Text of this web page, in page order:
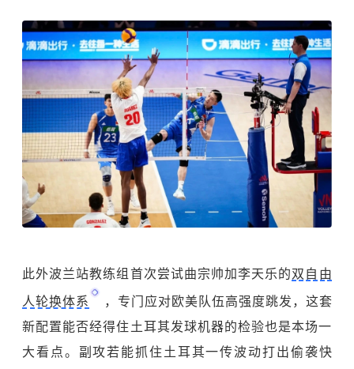
此外波兰站教练组首次尝试曲宗帅加李天乐的双自由
人轮换体系
，专门应对欧美队伍高强度跳发，这套
新配置能否经得住土耳其发球机器的检验也是本场一
大看点。副攻若能抓住土耳其一传波动打出偷袭快